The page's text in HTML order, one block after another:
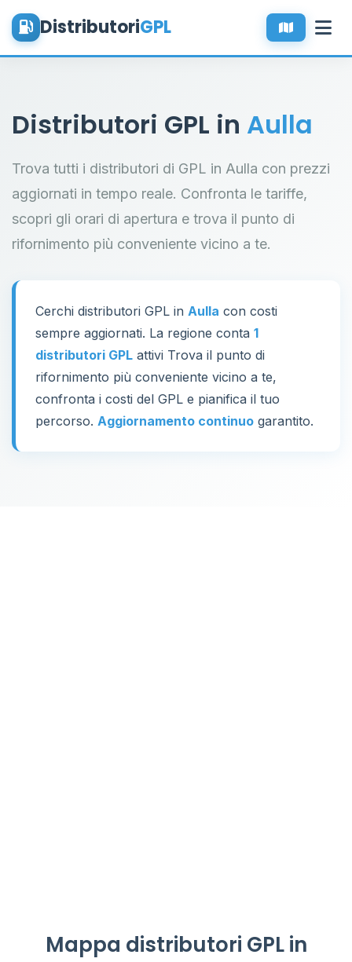
DistributoriGPL
Distributori GPL in Aulla
Trova tutti i distributori di GPL in Aulla con prezzi
aggiornati in tempo reale. Confronta le tariffe,
scopri gli orari di apertura e trova il punto di
rifornimento più conveniente vicino a te.
Cerchi distributori GPL in Aulla con costi
sempre aggiornati. La regione conta 1
distributori GPL attivi Trova il punto di
rifornimento più conveniente vicino a te,
confronta i costi del GPL e pianifica il tuo
percorso. Aggiornamento continuo garantito.
Mappa distributori GPL in